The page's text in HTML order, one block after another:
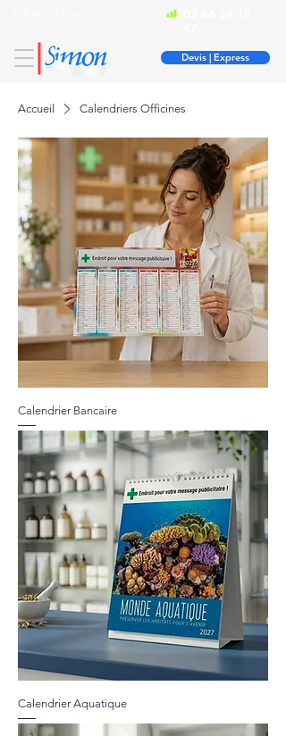
Devis | Express
Accueil Calendriers Officines
Calendrier Bancaire
Calendrier Aquatique